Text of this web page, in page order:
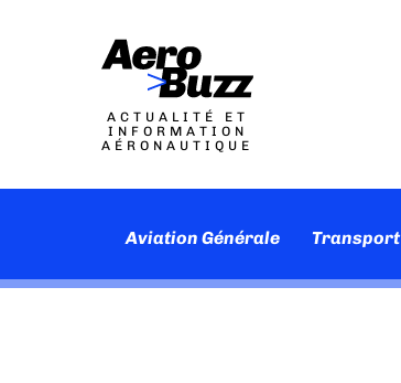
ACTUALITÉ ET
INFORMATION
AÉRONAUTIQUE
Aviation Générale Transport